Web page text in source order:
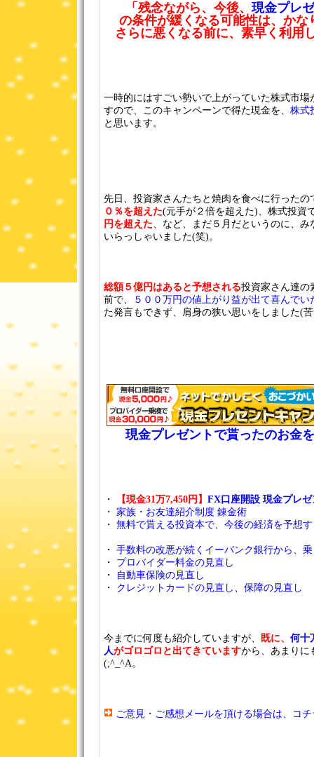
「残念ながら、今後、 現金プレ
の条件が緩くなる可能性は、かな
さらに悪くなる前に、素早く利用
一時的にはすごい勢いで上がっていた株式市
すので、このキャンペーンで得た現金を、 株式
と思います。
先日、投資家さんたちと焼肉を食べに行ったの
０％を超えた(元手が２倍を超えた)、株式投資
円を超えた、など、まだ５月だというのに、
いらっしゃいました(笑)。
総額５億円はあると予想される投資家さん達の
前で、
５００万円の値上がり益が出て喜んでい
た発言もできず、肩身の狭い思いをしました(
現金プレゼントで貰ったのお金
・ 【現金31万7,450円】 FX口座開設 現金プレ
・ 家族・お友達紹介制度 錬金術
・ 無料で貰える投資本で、今後の経済を予想
・ 手数料の改悪が続くイーバンク銀行から、
・ プロバイダー料金の見直し
・
自動車保険の見直し
・ クレジットカードの見直し 、 保障の見直し
今までに何度も紹介していますが、 既に、 何十
人がゴロゴロと出てきていますから、あまりに
(;^_^A。
ご意見・ご感想メールを頂ける場合は、コ